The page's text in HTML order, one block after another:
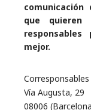
comunicación
que quieren
mejor.
Corresponsables
Vía Augusta, 29
08006